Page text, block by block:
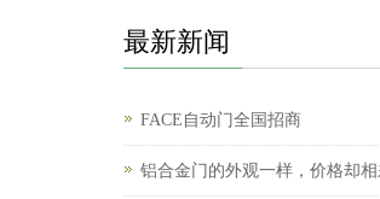
最新新闻
FACE自动门全国招商
铝合金门的外观一样，价格却相